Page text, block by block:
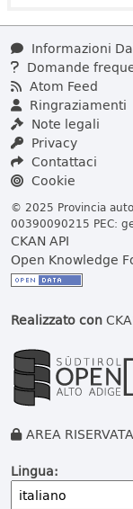
Informazioni
Domande
Atom Feed
Ringraziamenti
Note legali
Privacy
Contattaci
Cookie
© 2025 Provincia
00390090215 PEC:
CKAN API
Open Knowledge
Realizzato con
AREA RISERVATA
Lingua